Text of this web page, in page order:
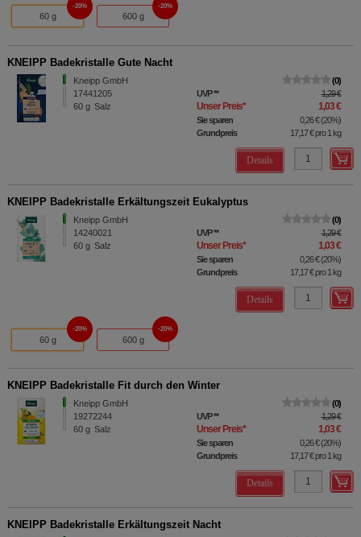
60 g
20%
600 g
20%
KNEIPP Badekristalle Gute Nacht
Kneipp GmbH
17441205
60 g Salz
0
UVP** 1,29 €
Unser Preis* 1,03 €
Sie sparen 0,26 €(20%)
Grundpreis
17,17 €pro 1 kg
Details
KNEIPP Badekristalle Erkältungszeit Eukalyptus
Kneipp GmbH
14240021
60 g Salz
0
UVP** 1,29 €
Unser Preis* 1,03 €
Sie sparen 0,26 €(20%)
Grundpreis
17,17 €pro 1 kg
Details
60 g
20%
600 g
20%
KNEIPP Badekristalle Fit durch den Winter
Kneipp GmbH
19272244
60 g Salz
0
UVP** 1,29 €
Unser Preis* 1,03 €
Sie sparen 0,26 €(20%)
Grundpreis
17,17 €pro 1 kg
Details
KNEIPP Badekristalle Erkältungszeit Nacht